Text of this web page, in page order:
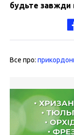
будьте завжди
Все про: